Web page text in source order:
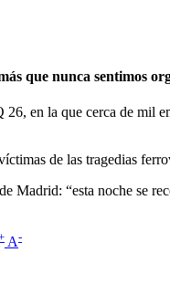
que nunca sentimos
en la que cerca de mil
de las tragedias
Madrid: “esta noche se
A-